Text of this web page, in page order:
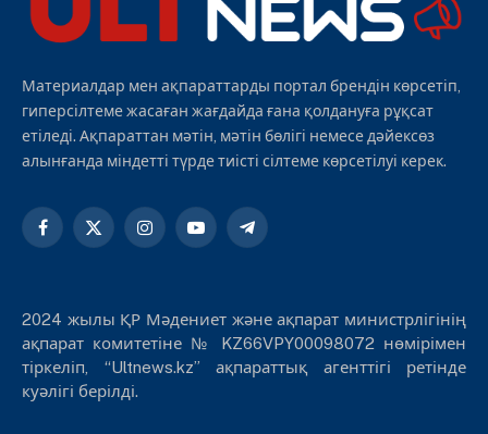
Материалдар мен ақпараттарды портал брендін көрсетіп,
гиперсілтеме жасаған жағдайда ғана қолдануға рұқсат
етіледі. Ақпараттан мәтін, мәтін бөлігі немесе дәйексөз
алынғанда міндетті түрде тиісті сілтеме көрсетілуі керек.
Facebook
X
InstagramYouTubeTelegram
2024 жылы ҚР Мәдениет және ақпарат министрлігінің
ақпарат комитетіне № KZ66VPY00098072 нөмірімен
тіркеліп, “Ultnews.kz” ақпараттық агенттігі ретінде
куәлігі берілді.